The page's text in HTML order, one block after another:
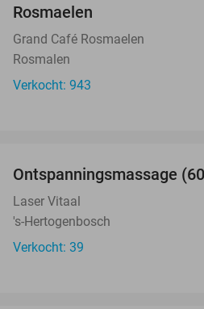
Rosmaelen
Grand Café Rosmaelen
Rosmalen
Verkocht: 943
Ontspanningsmassage
Laser Vitaal
's-Hertogenbosch
Verkocht: 39